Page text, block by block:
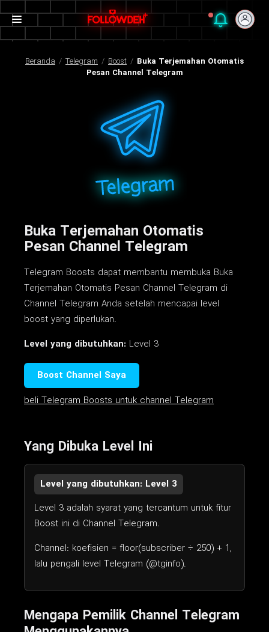
Beranda / Telegram / Boost / Buka Terjemahan Otomatis
Pesan Channel Telegram
Buka Terjemahan Otomatis
Pesan Channel Telegram
Telegram Boosts dapat membantu membuka Buka
Terjemahan Otomatis Pesan Channel Telegram di
Channel Telegram Anda setelah mencapai level
boost yang diperlukan.
Level yang dibutuhkan: Level 3
Boost Channel Saya
beli Telegram Boosts untuk channel Telegram
Yang Dibuka Level Ini
Level yang dibutuhkan: Level 3
Level 3 adalah syarat yang tercantum untuk fitur
Boost ini di Channel Telegram.
Channel: koefisien = floor(subscriber ÷ 250) + 1,
lalu pengali level Telegram (@tginfo).
Mengapa Pemilik Channel Telegram